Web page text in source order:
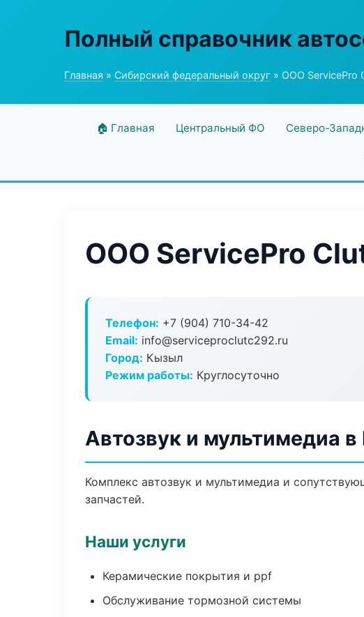
Полный справочник
Главная » Сибирский федеральный округ » ООО ServicePro
🏠 Главная Центральный ФО Северо-
ООО ServicePro
Телефон: +7 (904) 710-34-42
Email: info@serviceproclutc292.ru
Город: Кызыл
Режим работы: Круглосуточно
Автозвук и мультимедиа
Комплекс автозвук и мультимедиа и
запчастей.
Наши услуги
Керамические покрытия и ppf
Обслуживание тормозной системы